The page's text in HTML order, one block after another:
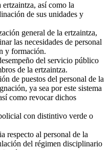
así como la
de sus unidades y
general de la ertzaintza,
las necesidades de personal
y formación.
del servicio público
de la ertzaintza.
de puestos del personal de la
ya sea por este sistema
como revocar dichos
con distintivo verde o
respecto al personal de la
del régimen disciplinario